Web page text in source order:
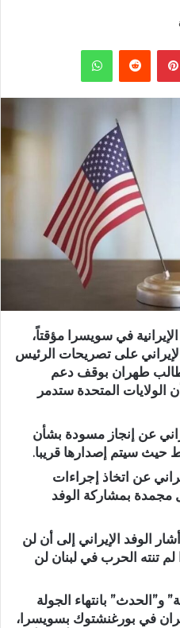
بينتيريست واتساب
في سويسرا مؤقتاً،
الإيراني على تصريحات الرئيس
طالب طهران بوقف دعم
الولايات المتحدة ستدمر
عن إنجاز مسودة بشأن
حيث سيتم إصدارها قريبا.
عن اتخاذ إجراءات
مجمدة بمشاركة الوفد
الوفد الإيراني إلى أن لن
تنته الحرب في لبنان لن
و”الحدث” بانتهاء الجولة
في بورغنشتوك بسويسرا،